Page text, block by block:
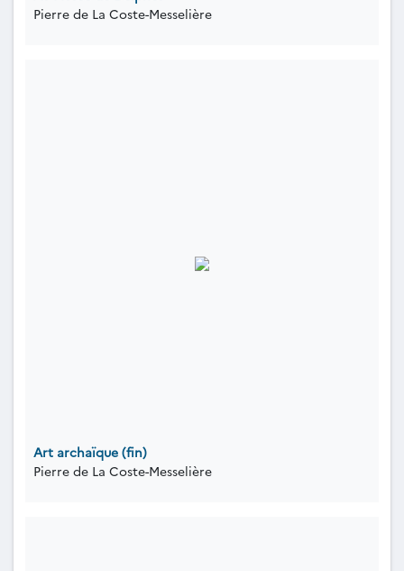
Pierre de La Coste-Messelière
Art archaïque (fin)
Pierre de La Coste-Messelière